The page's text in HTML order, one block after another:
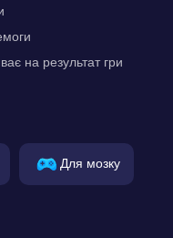
на результат гри
Для мозку